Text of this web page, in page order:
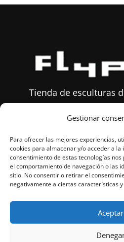
Gestionar
Para ofrecer las mejores experiencias,
cookies para almacenar y/o acceder a la
consentimiento de estas tecnologías
el comportamiento de navegación o las
sitio. No consentir o retirar el
negativamente a ciertas características
Aceptar
Tienda de esculturas
Sobre Flyppy
Mail:
Tlfn:677 635 480
Condiciones de Venta
Aviso Legal
Política de Privacidad